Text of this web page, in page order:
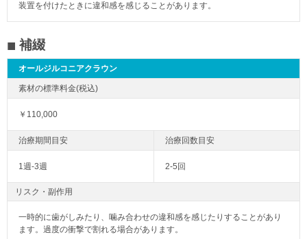
装置を付けたときに違和感を感じることがあります。
補綴
オールジルコニアクラウン
￥110,000
1週-3週 2-5回
リスク・副作用
一時的に歯がしみたり、噛み合わせの違和感を感じたりすることがあり
ます。過度の衝撃で割れる場合があります。